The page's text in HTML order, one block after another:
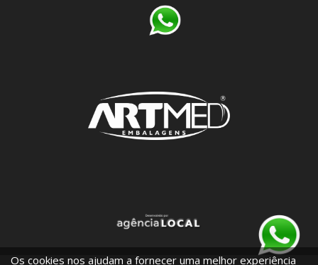
Os cookies nos ajudam a fornecer uma melhor experiência